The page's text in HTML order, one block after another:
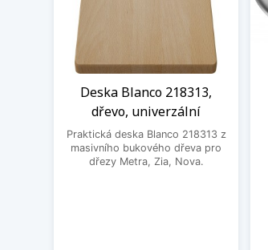
Deska Blanco 218313,
dřevo, univerzální
Praktická deska Blanco 218313 z
masivního bukového dřeva pro
dřezy Metra, Zia, Nova.